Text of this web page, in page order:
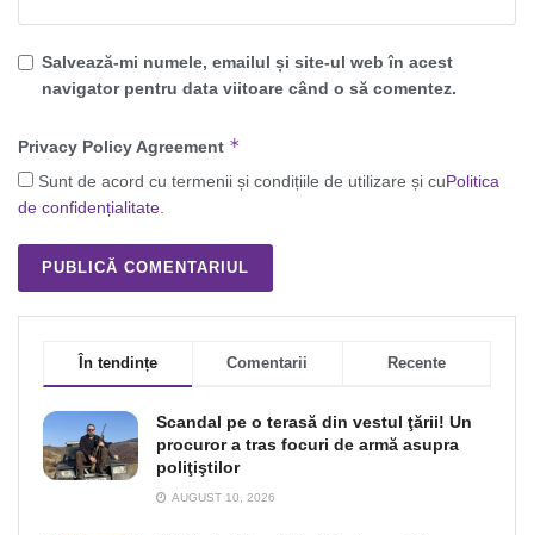
Salvează-mi numele, emailul și site-ul web în acest
navigator pentru data viitoare când o să comentez.
Privacy Policy Agreement *
Sunt de acord cu termenii și condițiile de utilizare și cuPolitica
de confidențialitate.
În tendințe Comentarii Recente
Scandal pe o terasă din vestul ţării! Un
procuror a tras focuri de armă asupra
poliţiştilor
AUGUST 10, 2026